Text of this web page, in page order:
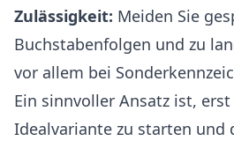
Zulässigkeit: Meiden Sie
Buchstabenfolgen und zu
vor allem bei
Ein sinnvoller Ansatz ist,
Idealvariante zu starten und